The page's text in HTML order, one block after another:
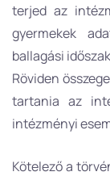
terjed az
gyermekek
ballagási
Röviden
tartania az
intézményi
Kötelező a